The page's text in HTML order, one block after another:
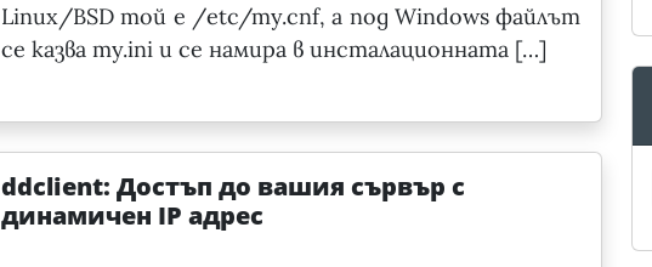
Linux/BSD той е /etc/my.cnf, а под Windows файлът
се казва my.ini и се намира в инсталационната […]
ddclient: Достъп до вашия сървър с
динамичен IP адрес